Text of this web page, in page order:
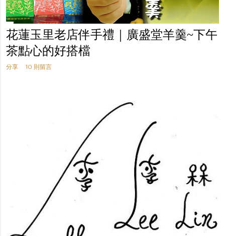
花蓮玉里老店伴手禮｜廣盛堂羊羹~下午
茶點心的好搭檔
分享 10 則留言